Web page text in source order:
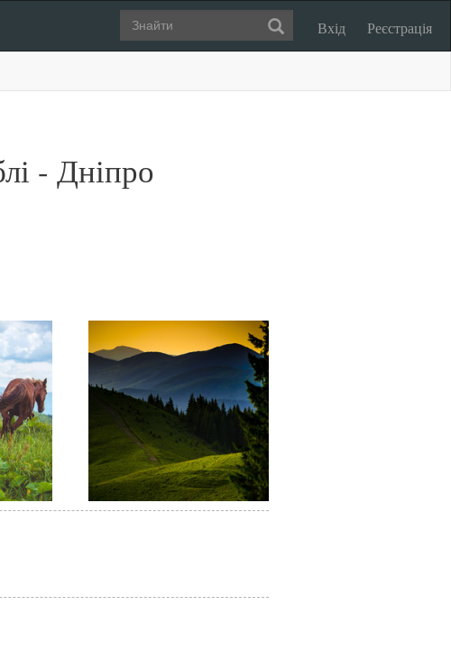
Вхід Реєстрація
- Дніпро